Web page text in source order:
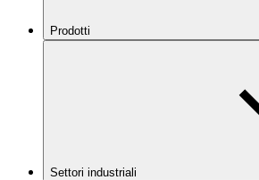
Prodotti
Settori industriali